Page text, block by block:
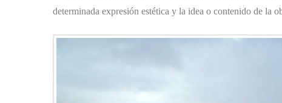
determinada expresión estética y la idea o contenido de la